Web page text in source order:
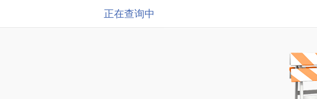
正在查询中